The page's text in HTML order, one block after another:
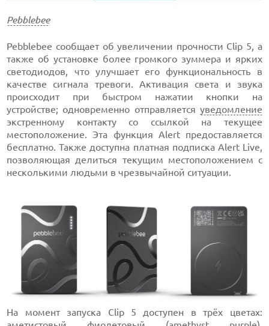
Pebblebee
Pebblebee сообщает об увеличении прочности Clip 5, а
также об установке более громкого зуммера и ярких
светодиодов, что улучшает его функциональность в
качестве сигнала тревоги. Активация света и звука
происходит при быстром нажатии кнопки на
устройстве; одновременно отправляется уведомление
экстренному контакту со ссылкой на текущее
местоположение. Эта функция Alert предоставляется
бесплатно. Также доступна платная подписка Alert Live,
позволяющая делиться текущим местоположением с
несколькими людьми в чрезвычайной ситуации.
На момент запуска Clip 5 доступен в трёх цветах: